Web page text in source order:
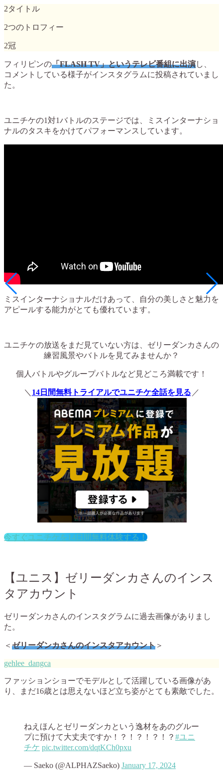
2タイトル
2つのトロフィー
2冠
フィリピンの「FLASH TV」というテレビ番組に出演し、
コメントしている様子がインスタグラムに投稿されていまし
た。
ユニチケの1対1バトルのステージでは、ミスインターナショ
ナルのタスキをかけてパフォーマンスしています。
ミスインターナショナルだけあって、自分の美しさと魅力を
アピールする能力がとても優れています。
ユニチケの放送をまだ見ていない方は、ゼリーダンカさんの
練習風景やバトルを見てみませんか？
個人バトルやグループバトルなど見どころ満載です！
＼ 14日間無料トライアルでユニチケ全話を見る ／
今すぐユニチケを14日間無料体験する！
【ユニス】 ゼリーダンカさんのインス
タアカウント
ゼリーダンカさんのインスタグラムに過去画像がありまし
た。
＜ ゼリーダンカさんのインスタアカウント ＞
gehlee_dangca
ファッションショーでモデルとして活躍している画像があ
り、まだ16歳とは思えないほど立ち姿がとても素敵でした。
ねえほんとゼリーダンカという逸材をあのグルー
プに預けて大丈夫ですか！？！？！？！？ #ユニ
チケ pic.twitter.com/dqtKCh0pxu
— Saeko (@ALPHAZSaeko) January 17, 2024